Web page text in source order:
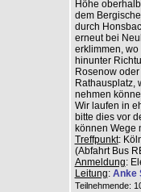
Höhe
dem
durch
erneut bei
erklimmen,
hinunter
Rosenow
Rathausplatz,
nehmen
Wir laufen in
bitte dies vor
können Wege
Treffpunkt:
(Abfahrt Bus
Anmeldung:
Leitung: Anke
Teilnehmende: